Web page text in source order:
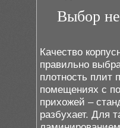
Выбор
Качество
правильно
плотность плит
помещениях с
прихожей –
разбухает. Для